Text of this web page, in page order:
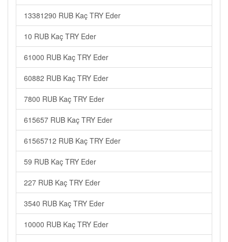
13381290 RUB Kaç TRY Eder
10 RUB Kaç TRY Eder
61000 RUB Kaç TRY Eder
60882 RUB Kaç TRY Eder
7800 RUB Kaç TRY Eder
615657 RUB Kaç TRY Eder
61565712 RUB Kaç TRY Eder
59 RUB Kaç TRY Eder
227 RUB Kaç TRY Eder
3540 RUB Kaç TRY Eder
10000 RUB Kaç TRY Eder